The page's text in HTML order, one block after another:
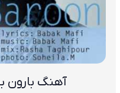
آهنگ بارون